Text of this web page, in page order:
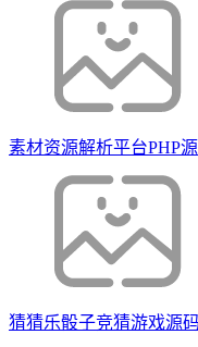
素材资源解析平台PHP
猜猜乐骰子竞猜游戏源